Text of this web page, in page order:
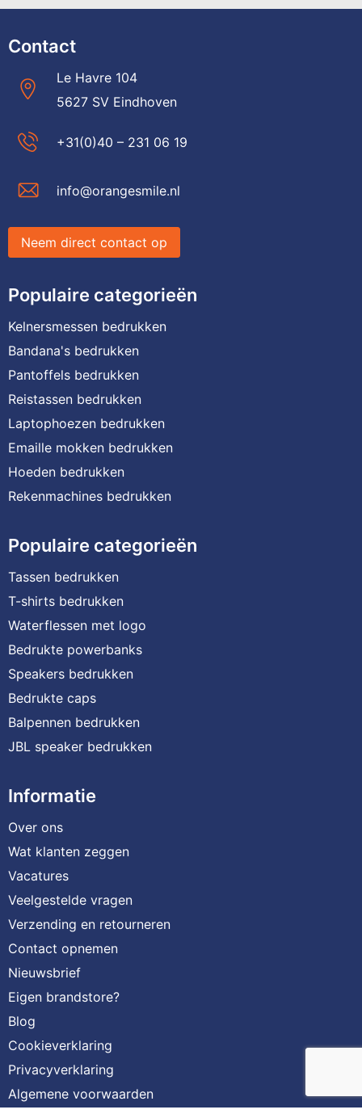
Contact
Le Havre 104
5627 SV Eindhoven
+31(0)40 – 231 06 19
info@orangesmile.nl
Neem direct contact op
Populaire categorieën
Kelnersmessen bedrukken
Bandana's bedrukken
Pantoffels bedrukken
Reistassen bedrukken
Laptophoezen bedrukken
Emaille mokken bedrukken
Hoeden bedrukken
Rekenmachines bedrukken
Populaire categorieën
Tassen bedrukken
T-shirts bedrukken
Waterflessen met logo
Bedrukte powerbanks
Speakers bedrukken
Bedrukte caps
Balpennen bedrukken
JBL speaker bedrukken
Informatie
Over ons
Wat klanten zeggen
Vacatures
Veelgestelde vragen
Verzending en retourneren
Contact opnemen
Nieuwsbrief
Eigen brandstore?
Blog
Cookieverklaring
Privacyverklaring
Algemene voorwaarden